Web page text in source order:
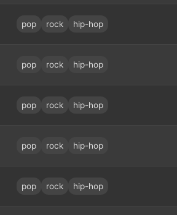
pop rock hip-hop
pop rock hip-hop
pop rock hip-hop
pop rock hip-hop
pop rock hip-hop